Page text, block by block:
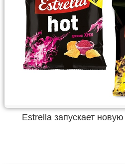
Estrella запускает